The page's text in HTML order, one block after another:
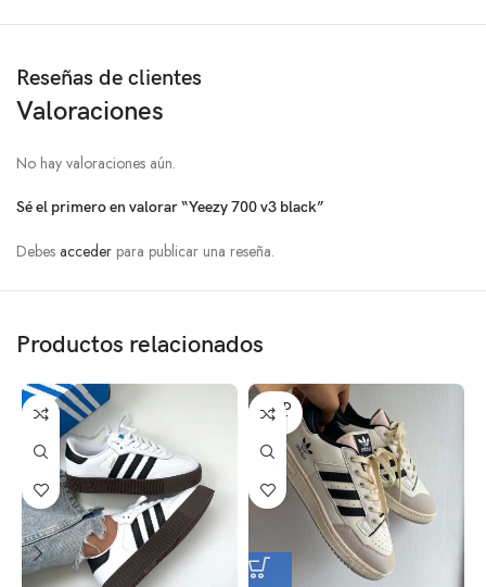
Reseñas de clientes
Valoraciones
No hay valoraciones aún.
Sé el primero en valorar “Yeezy 700 v3 black”
Debesacceder para publicar una reseña.
Productos relacionados
SOLD
OUT